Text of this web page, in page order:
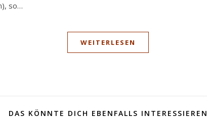
so…
WEITERLESEN
DAS KÖNNTE DICH EBENFALLS INTERESSIEREN